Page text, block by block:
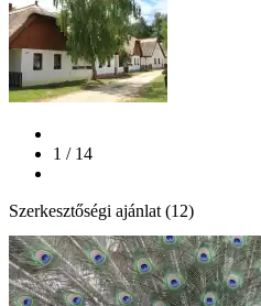
1 / 14
Szerkesztőségi ajánlat (12)